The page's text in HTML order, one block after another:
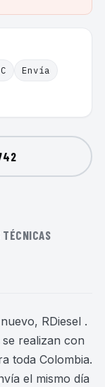
Envía
TÉCNICAS
RDiesel .
realizan con
toda Colombia.
el mismo día